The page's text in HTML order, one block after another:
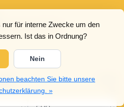
für interne Zwecke um den
Ist das in Ordnung?
Nein
beachten Sie bitte unsere
»